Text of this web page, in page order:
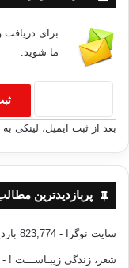
برای
ما شوید.
بعد از ثبت ایمیل، لینکی
پربازدیدترین
سایت نوگرا - 823,774 بازدید
شعر، زندگی زیبـاســـت ! - 485,306 بازدید